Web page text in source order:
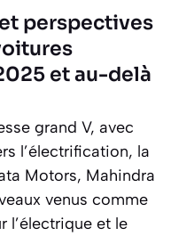
perspectives
et au-delà
grand V, avec
l’électrification, la
Motors, Mahindra
venus comme
l’électrique et le